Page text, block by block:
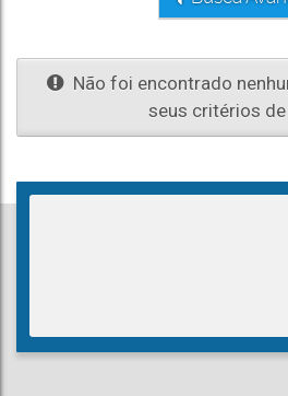
Não foi encontrado
seus critérios